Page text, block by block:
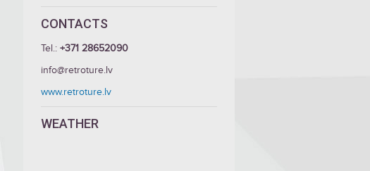
CONTACTS
Tel.: +371 28652090
info@retroture.lv
www.retroture.lv
WEATHER